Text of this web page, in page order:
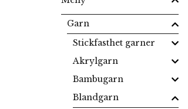
Garn
Stickfasthet garner
Akrylgarn
Bambugarn
Blandgarn